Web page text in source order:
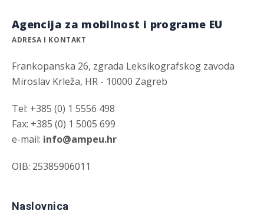
Agencija za mobilnost i programe EU
ADRESA I KONTAKT
Frankopanska 26, zgrada Leksikografskog zavoda
Miroslav Krleža, HR - 10000 Zagreb
Tel: +385 (0) 1 5556 498
Fax: +385 (0) 1 5005 699
e-mail: info@ampeu.hr
OIB: 25385906011
Naslovnica